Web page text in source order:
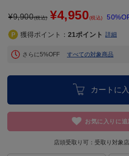
¥9,900(税込) ¥4,950(税込)
獲得ポイント： 21ポイント 詳細
さらに5%OFF すべての対象商品
カートに
お気に入りに追
店頭受取り可： 受取り対象